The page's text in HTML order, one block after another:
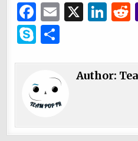
F
a
c
e
b
o
o
E
l
X
Li
e
S
p
e
ta
g
er
Author: